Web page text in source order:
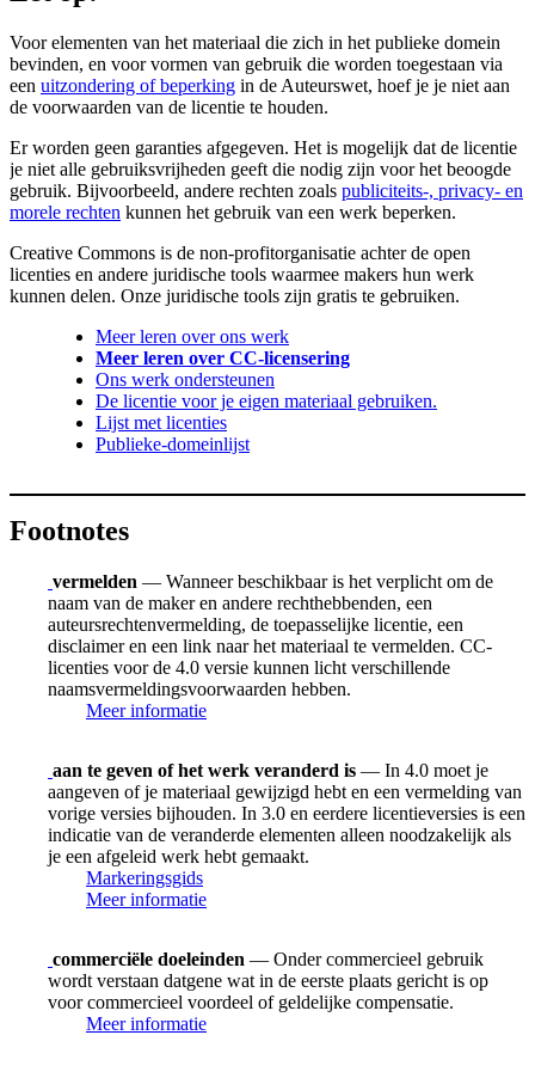
Voor elementen van het materiaal die zich in het publieke domein
bevinden, en voor vormen van gebruik die worden toegestaan via
een uitzondering of beperking in de Auteurswet, hoef je je niet aan
de voorwaarden van de licentie te houden.
Er worden geen garanties afgegeven. Het is mogelijk dat de licentie
je niet alle gebruiksvrijheden geeft die nodig zijn voor het beoogde
gebruik. Bijvoorbeeld, andere rechten zoals publiciteits-, privacy- en
morele rechten kunnen het gebruik van een werk beperken.
Creative Commons is de non-profitorganisatie achter de open
licenties en andere juridische tools waarmee makers hun werk
kunnen delen. Onze juridische tools zijn gratis te gebruiken.
Meer leren over ons werk
Meer leren over CC-licensering
Ons werk ondersteunen
De licentie voor je eigen materiaal gebruiken.
Lijst met licenties
Publieke-domeinlijst
Footnotes
vermelden — Wanneer beschikbaar is het verplicht om de
naam van de maker en andere rechthebbenden, een
auteursrechtenvermelding, de toepasselijke licentie, een
disclaimer en een link naar het materiaal te vermelden. CC-
licenties voor de 4.0 versie kunnen licht verschillende
naamsvermeldingsvoorwaarden hebben.
Meer informatie
aan te geven of het werk veranderd is — In 4.0 moet je
aangeven of je materiaal gewijzigd hebt en een vermelding van
vorige versies bijhouden. In 3.0 en eerdere licentieversies is een
indicatie van de veranderde elementen alleen noodzakelijk als
je een afgeleid werk hebt gemaakt.
Markeringsgids
Meer informatie
commerciële doeleinden — Onder commercieel gebruik
wordt verstaan datgene wat in de eerste plaats gericht is op
voor commercieel voordeel of geldelijke compensatie.
Meer informatie